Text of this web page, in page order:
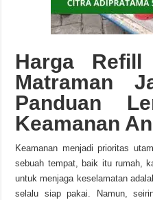
Harga
Matraman
Panduan
Keamanan
Keamanan menjadi prioritas
sebuah tempat, baik itu rumah,
untuk menjaga keselamatan
selalu siap pakai. Namun,